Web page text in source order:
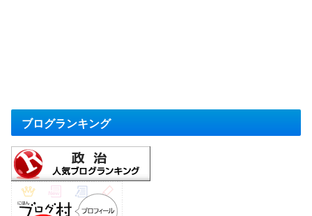
ブログランキング